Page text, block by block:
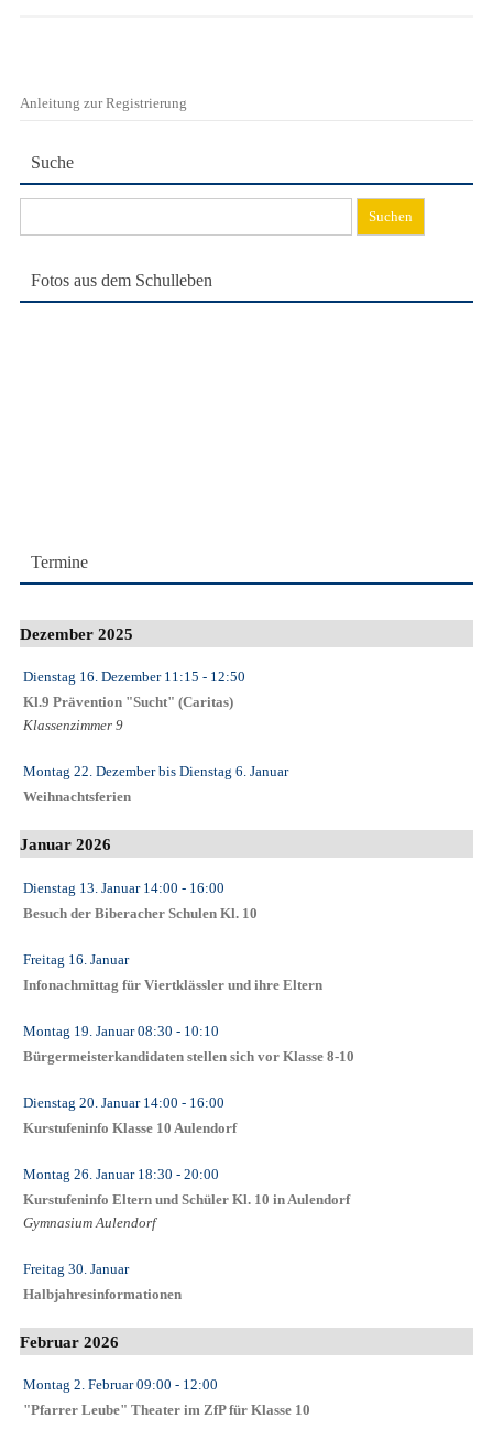
Anleitung zur Registrierung
Suche
nach:
Fotos aus dem Schulleben
Termine
Dezember 2025
Dienstag 16. Dezember11:15 - 12:50
Kl.9 Prävention "Sucht" (Caritas)
Klassenzimmer 9
Montag 22. Dezemberbis Dienstag 6. Januar
Weihnachtsferien
Januar 2026
Dienstag 13. Januar14:00 - 16:00
Besuch der Biberacher Schulen Kl. 10
Freitag 16. Januar
Infonachmittag für Viertklässler und ihre Eltern
Montag 19. Januar08:30 - 10:10
Bürgermeisterkandidaten stellen sich vor Klasse 8-10
Dienstag 20. Januar14:00 - 16:00
Kurstufeninfo Klasse 10 Aulendorf
Montag 26. Januar18:30 - 20:00
Kurstufeninfo Eltern und Schüler Kl. 10 in Aulendorf
Gymnasium Aulendorf
Freitag 30. Januar
Halbjahresinformationen
Februar 2026
Montag 2. Februar09:00 - 12:00
"Pfarrer Leube" Theater im ZfP für Klasse 10